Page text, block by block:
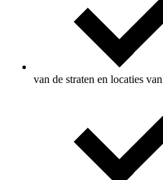
van de straten en locaties